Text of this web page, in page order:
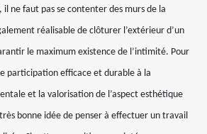
il ne faut pas se contenter des murs de la
réalisable de clôturer l’extérieur d’un
le maximum existence de l’intimité. Pour
participation efficace et durable à la
et la valorisation de l’aspect esthétique
bonne idée de penser à effectuer un travail